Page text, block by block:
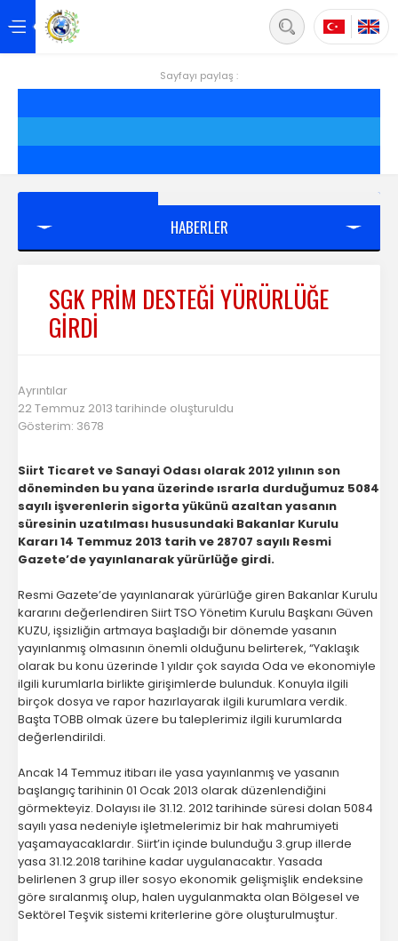
Hakkımızda
Projeler
Üyelik
Başkan
Sayfayı paylaş :
HABERLER
SGK PRİM DESTEĞİ YÜRÜRLÜĞE
GİRDİ
Ayrıntılar
22 Temmuz 2013 tarihinde oluşturuldu
Gösterim: 3678
Siirt Ticaret ve Sanayi Odası olarak 2012 yılının son
döneminden bu yana üzerinde ısrarla durduğumuz 5084
sayılı işverenlerin sigorta yükünü azaltan yasanın
süresinin uzatılması hususundaki Bakanlar Kurulu
Kararı 14 Temmuz 2013 tarih ve 28707 sayılı Resmi
Gazete’de yayınlanarak yürürlüğe girdi.
Resmi Gazete’de yayınlanarak yürürlüğe giren Bakanlar Kurulu
kararını değerlendiren Siirt TSO Yönetim Kurulu Başkanı Güven
KUZU, işsizliğin artmaya başladığı bir dönemde yasanın
yayınlanmış olmasının önemli olduğunu belirterek, “Yaklaşık
olarak bu konu üzerinde 1 yıldır çok sayıda Oda ve ekonomiyle
ilgili kurumlarla birlikte girişimlerde bulunduk. Konuyla ilgili
birçok dosya ve rapor hazırlayarak ilgili kurumlara verdik.
Başta TOBB olmak üzere bu taleplerimiz ilgili kurumlarda
değerlendirildi.
Ancak 14 Temmuz itibarı ile yasa yayınlanmış ve yasanın
başlangıç tarihinin 01 Ocak 2013 olarak düzenlendiğini
görmekteyiz. Dolayısı ile 31.12. 2012 tarihinde süresi dolan 5084
sayılı yasa nedeniyle işletmelerimiz bir hak mahrumiyeti
yaşamayacaklardır. Siirt’in içinde bulunduğu 3.grup illerde
yasa 31.12.2018 tarihine kadar uygulanacaktır. Yasada
belirlenen 3 grup iller sosyo ekonomik gelişmişlik endeksine
göre sıralanmış olup, halen uygulanmakta olan Bölgesel ve
Sektörel Teşvik sistemi kriterlerine göre oluşturulmuştur.